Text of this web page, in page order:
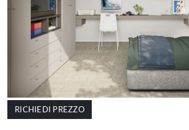
RICHIEDI PREZZO